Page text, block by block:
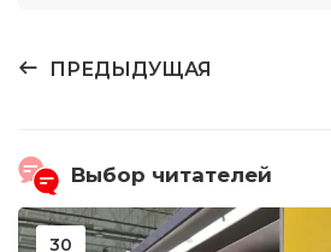
ПРЕДЫДУЩАЯ
Выбор читателей
30